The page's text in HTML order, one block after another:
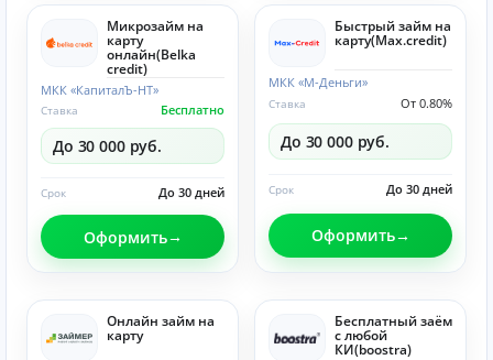
Микрозайм на
карту
онлайн(Belka
credit)
МКК «КапиталЪ-НТ»
Бесплатно
Ставка
До 30 000 руб.
До 30 дней
Срок
Оформить
Быстрый займ на
карту(Max.credit)
МКК «М-Деньги»
От 0.80%
Ставка
До 30 000 руб.
До 30 дней
Срок
Оформить
Онлайн займ на
карту
Бесплатный заём
с любой
КИ(boostra)